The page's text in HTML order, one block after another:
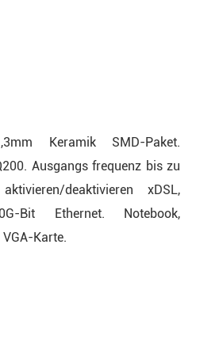
Keramik SMD-Paket.
Ausgangs frequenz bis zu
deaktivieren xDSL,
Bit Ethernet. Notebook,
Karte.